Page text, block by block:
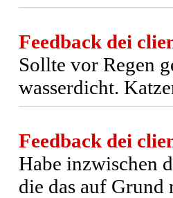
Feedback dei
Sollte vor Regen
wasserdicht.
Feedback dei
Habe inzwischen
die das auf